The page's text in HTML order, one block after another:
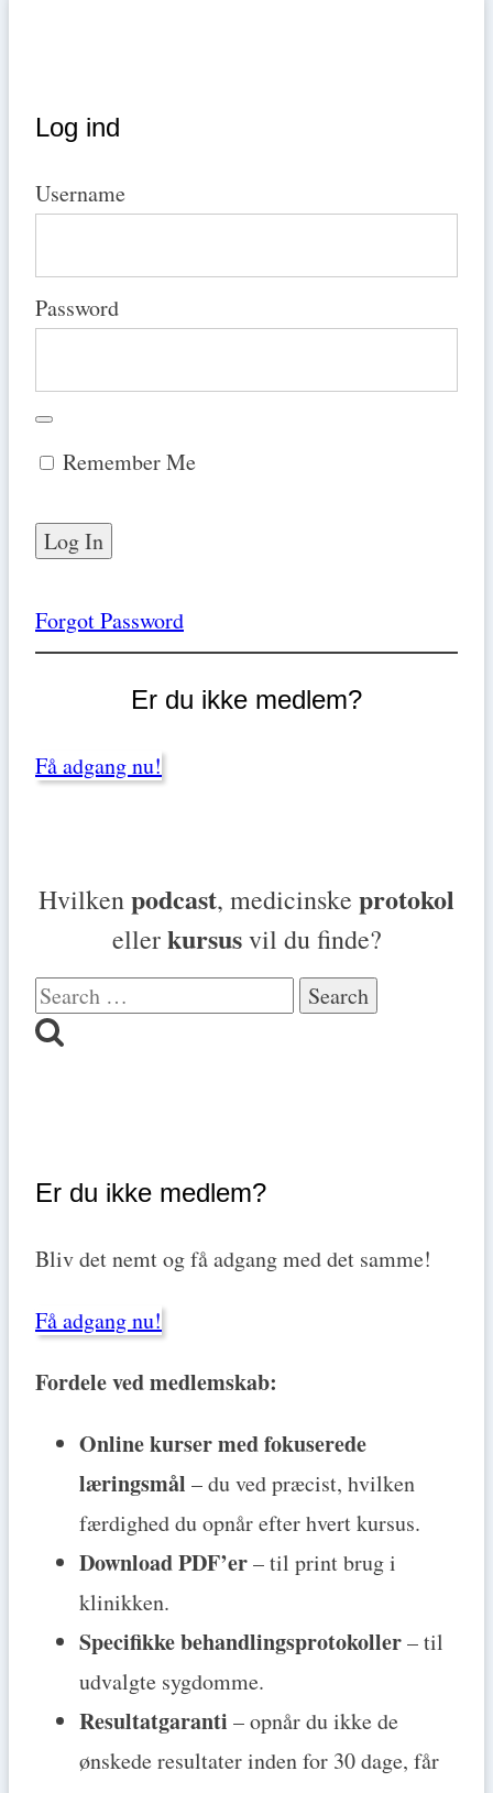
Log ind
Username
Password
Remember Me
Forgot Password
Er du ikke medlem?
Få adgang nu!
Hvilkenpodcast, medicinske protokol
ellerkursusvil du finde?
Search
for:
Er du ikke medlem?
Bliv det nemt og få adgang med det samme!
Få adgang nu!
Fordele ved medlemskab:
Online kurser med fokuserede
læringsmål – du ved præcist, hvilken
færdighed du opnår efter hvert kursus.
Download PDF’er– til print brug i
klinikken.
Specifikke behandlingsprotokoller– til
udvalgte sygdomme.
Resultatgaranti – opnår du ikke de
ønskede resultater inden for 30 dage, får